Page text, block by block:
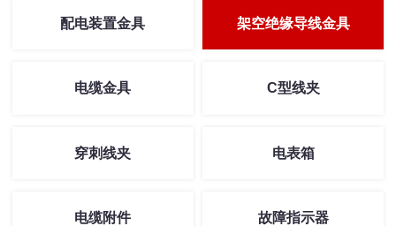
配电装置金具 架空绝缘导线金具
电缆金具 C型线夹
穿刺线夹 电表箱
电缆附件 故障指示器